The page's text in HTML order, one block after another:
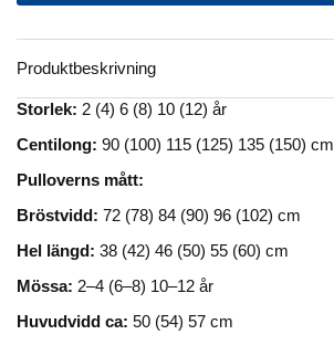
Produktbeskrivning
Storlek: 2 (4) 6 (8) 10 (12) år
Centilong: 90 (100) 115 (125) 135 (150) cm
Pulloverns mått:
Bröstvidd: 72 (78) 84 (90) 96 (102) cm
Hel längd: 38 (42) 46 (50) 55 (60) cm
Mössa: 2–4 (6–8) 10–12 år
Huvudvidd ca: 50 (54) 57 cm